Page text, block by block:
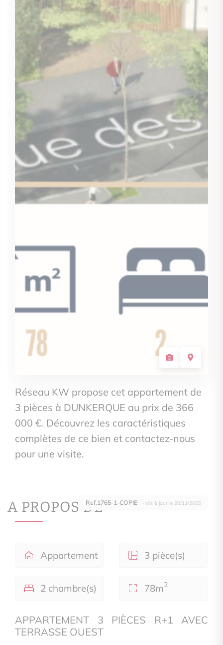
Réseau KW propose cet appartement de
3 pièces à DUNKERQUE au prix de 366
000 €. Découvrez les caractéristiques
complètes de ce bien et contactez-nous
pour une visite.
A PROPOS DERef.1765-1-COPIE · Mis à jour le 20/11/2025
Appartement 3 pièce(s)
2 chambre(s) 78m2
APPARTEMENT 3 PIÈCES R+1 AVEC
TERRASSE OUEST